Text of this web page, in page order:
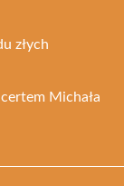
złych
Michała